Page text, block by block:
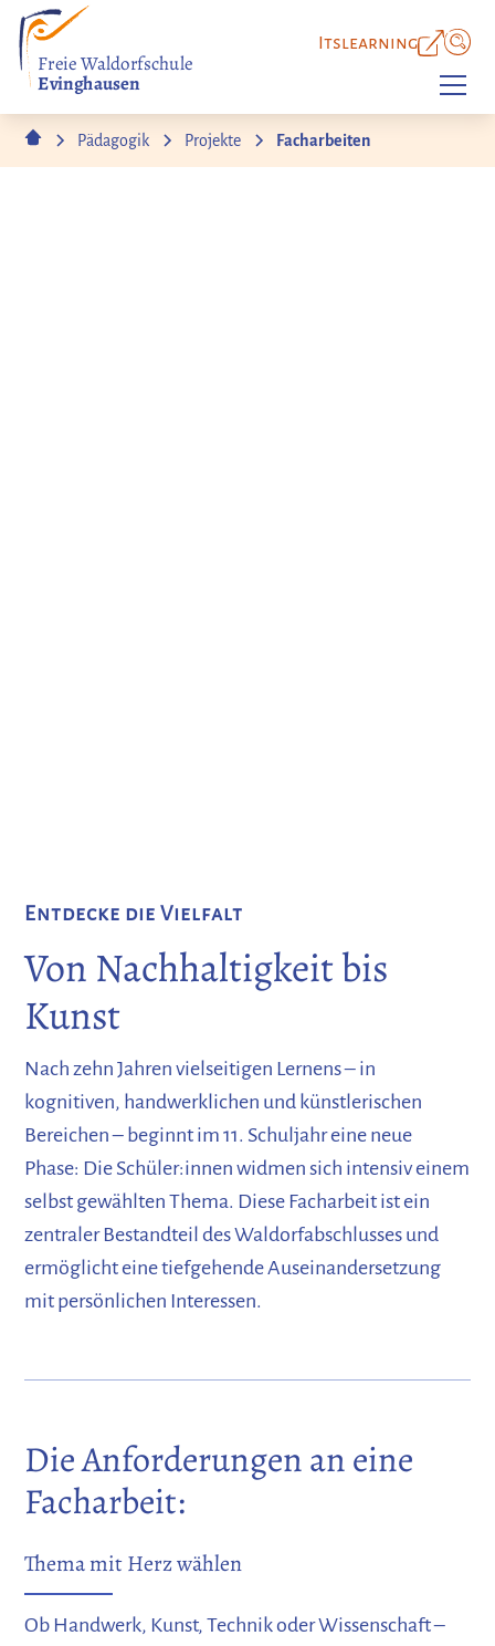
Freie Waldorfschule
Evinghausen
Itslearning
Pädagogik Projekte Facharbeiten
Entdecke die Vielfalt
Von Nachhaltigkeit bis
Kunst
Nach zehn Jahren vielseitigen Lernens – in
kognitiven, handwerklichen und künstlerischen
Bereichen – beginnt im 11. Schuljahr eine neue
Phase: Die Schüler:innen widmen sich intensiv einem
selbst gewählten Thema. Diese Facharbeit ist ein
zentraler Bestandteil des Waldorfabschlusses und
ermöglicht eine tiefgehende Auseinandersetzung
mit persönlichen Interessen.
Die Anforderungen an eine
Facharbeit:
Thema mit Herz wählen
Ob Handwerk, Kunst, Technik oder Wissenschaft –